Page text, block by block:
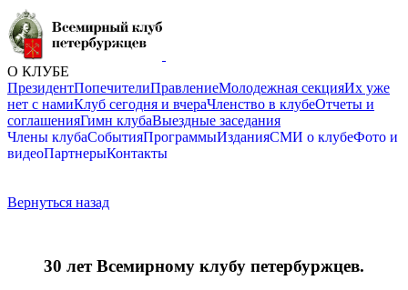
О КЛУБЕ
ПрезидентПопечителиПравлениеМолодежная секцияИх уже
нет с намиКлуб сегодня и вчераЧленство в клубеОтчеты и
соглашенияГимн клубаВыездные заседания
Члены клубаСобытияПрограммыИзданияСМИ о клубеФото и
видеоПартнерыКонтакты
Вернуться назад
30 лет Всемирному клубу петербуржцев.